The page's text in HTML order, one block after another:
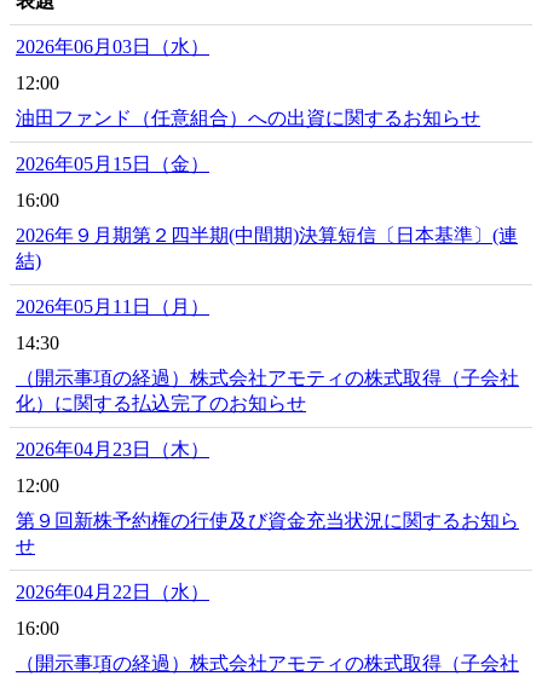
2026年06月03日（水）
12:00
油田ファンド（任意組合）への出資に関するお知らせ
2026年05月15日（金）
16:00
2026年９月期第２四半期(中間期)決算短信〔日本基準〕(連
結)
2026年05月11日（月）
14:30
（開示事項の経過）株式会社アモティの株式取得（子会社
化）に関する払込完了のお知らせ
2026年04月23日（木）
12:00
第９回新株予約権の行使及び資金充当状況に関するお知ら
せ
2026年04月22日（水）
16:00
（開示事項の経過）株式会社アモティの株式取得（子会社